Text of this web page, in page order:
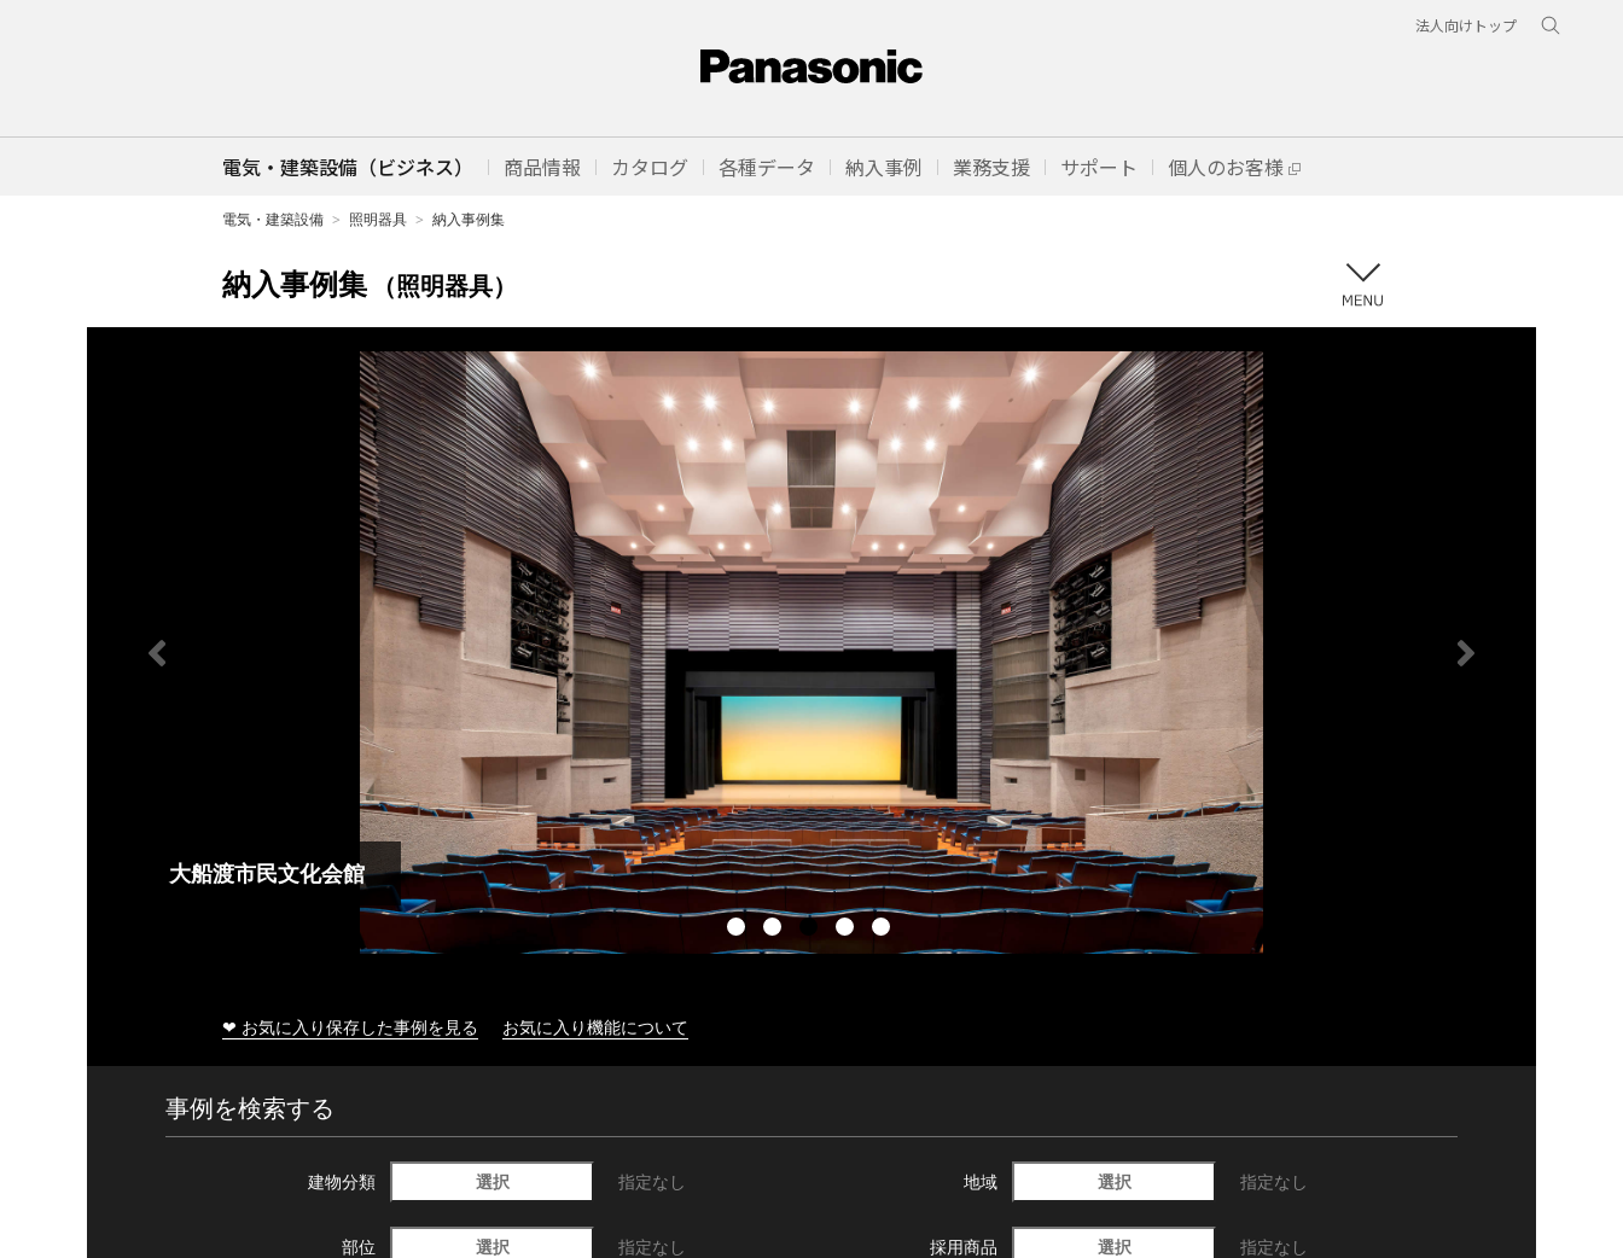
法人向けトップ
電気・建築設備（ビジネス） 商品情報 カタログ 各種データ 納入事例 業務支援 サポート 個人のお客様
電気・建築設備 照明器具 納入事例集
納入事例集 （照明器具）
大船渡市民文化会館
❤ お気に入り保存した事例を見る お気に入り機能について
事例を検索する
建物分類 選択 指定なし 地域 選択 指定なし
部位 選択 指定なし 採用商品 選択 指定なし